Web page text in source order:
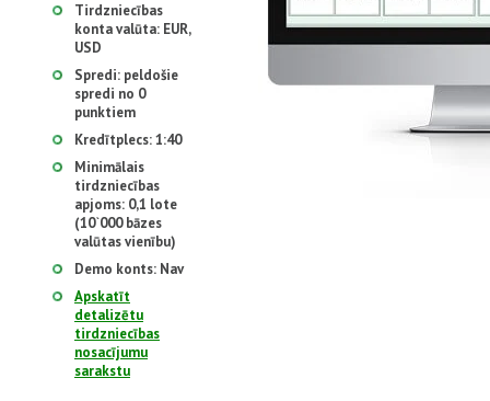
Tirdzniecības
konta valūta: EUR,
USD
Spredi: peldošie
spredi no 0
punktiem
Kredītplecs: 1:40
Minimālais
tirdzniecības
apjoms: 0,1 lote
(10`000 bāzes
valūtas vienību)
Demo konts: Nav
Apskatīt
detalizētu
tirdzniecības
nosacījumu
sarakstu